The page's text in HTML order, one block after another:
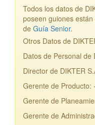
Todos los datos de
poseen guiones
de Guía Senior.
Otros Datos de
Datos de Personal de
Director de DIKTER
Gerente de Producto:
Gerente de
Gerente de